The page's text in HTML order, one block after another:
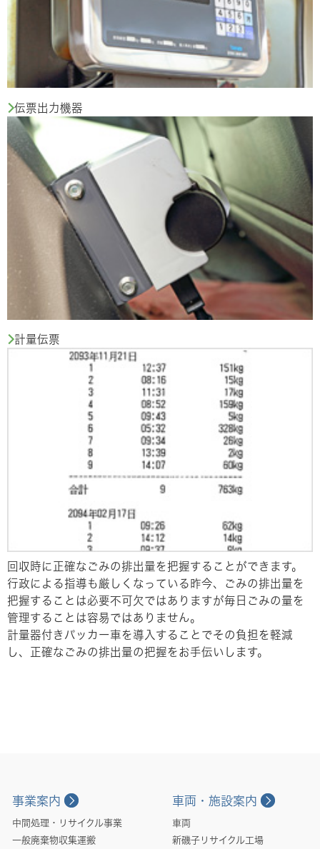
伝票出力機器
計量伝票
回収時に正確なごみの排出量を把握することができます。
行政による指導も厳しくなっている昨今、ごみの排出量を
把握することは必要不可欠ではありますが毎日ごみの量を
管理することは容易ではありません。
計量器付きパッカー車を導入することでその負担を軽減
し、正確なごみの排出量の把握をお手伝いします。
事業案内
中間処理・リサイクル事業
一般廃棄物収集運搬
車両・施設案内
車両
新磯子リサイクル工場